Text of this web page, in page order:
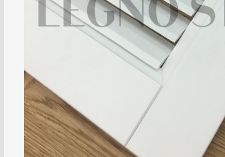
Коллекция NIKA